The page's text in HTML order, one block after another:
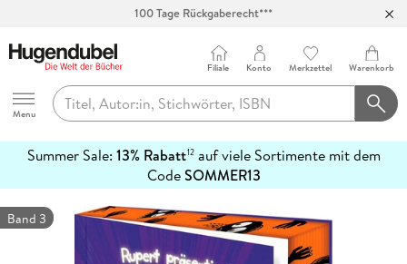
100 Tage Rückgaberecht***
Hugendubel
Menu
Filiale Konto Merkzettel Warenkorb
Summer Sale: 13% Rabatt12auf viele Sortimente mit dem
CodeSOMMER13
erfahren
Band 3